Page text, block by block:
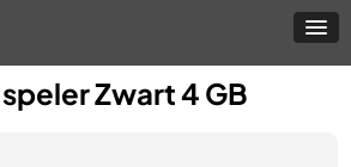
Zwart 4 GB